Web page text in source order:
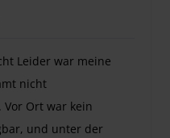
Leider war meine
nicht
Ort war kein
und unter der